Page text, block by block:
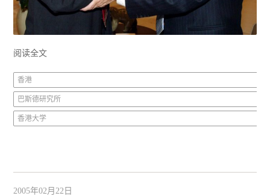
阅读全文
香港
巴斯德研究所
香港大学
2005年02月22日